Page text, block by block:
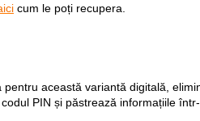
cum le poți recupera.
pentru această variantă digitală,
PIN și păstrează informațiile